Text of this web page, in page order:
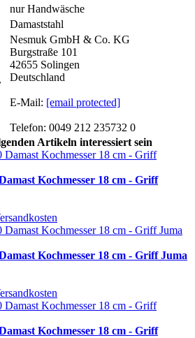
nur Handwäsche
Damaststahl
Nesmuk GmbH & Co. KG
Burgstraße 101
42655 Solingen
Deutschland
E-Mail: [email protected]
Telefon: 0049 212 235732 0
Artikeln interessiert sein
Kochmesser 18 cm - Griff
Kochmesser 18 cm - Griff Juma
Kochmesser 18 cm - Griff